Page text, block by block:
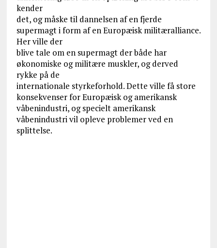
kender
det, og måske til dannelsen af en fjerde
supermagt i form af en Europæisk militæralliance.
Her ville der
blive tale om en supermagt der både har
økonomiske og militære muskler, og derved
rykke på de
internationale styrkeforhold. Dette ville få store
konsekvenser for Europæisk og amerikansk
våbenindustri, og specielt amerikansk
våbenindustri vil opleve problemer ved en
splittelse.